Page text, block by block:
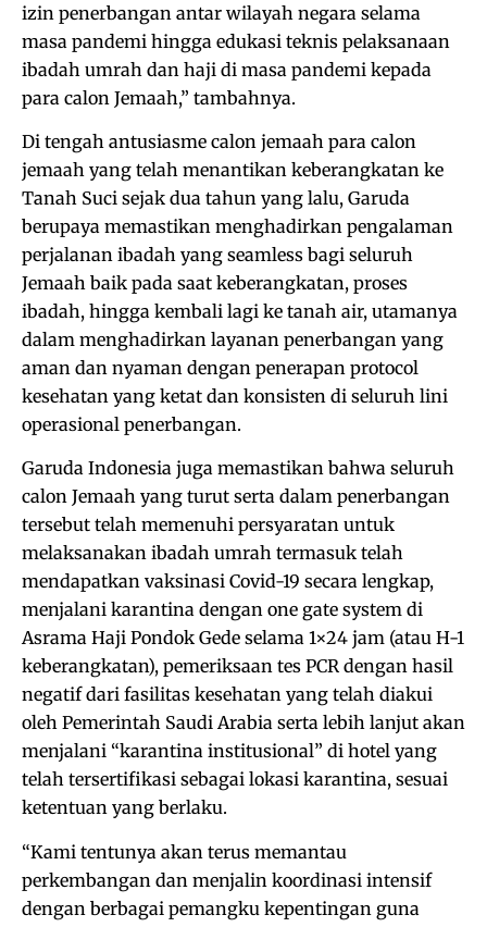
izin penerbangan antar wilayah negara selama
masa pandemi hingga edukasi teknis pelaksanaan
ibadah umrah dan haji di masa pandemi kepada
para calon Jemaah,” tambahnya.
Di tengah antusiasme calon jemaah para calon
jemaah yang telah menantikan keberangkatan ke
Tanah Suci sejak dua tahun yang lalu, Garuda
berupaya memastikan menghadirkan pengalaman
perjalanan ibadah yang seamless bagi seluruh
Jemaah baik pada saat keberangkatan, proses
ibadah, hingga kembali lagi ke tanah air, utamanya
dalam menghadirkan layanan penerbangan yang
aman dan nyaman dengan penerapan protocol
kesehatan yang ketat dan konsisten di seluruh lini
operasional penerbangan.
Garuda Indonesia juga memastikan bahwa seluruh
calon Jemaah yang turut serta dalam penerbangan
tersebut telah memenuhi persyaratan untuk
melaksanakan ibadah umrah termasuk telah
mendapatkan vaksinasi Covid-19 secara lengkap,
menjalani karantina dengan one gate system di
Asrama Haji Pondok Gede selama 1×24 jam (atau H-1
keberangkatan), pemeriksaan tes PCR dengan hasil
negatif dari fasilitas kesehatan yang telah diakui
oleh Pemerintah Saudi Arabia serta lebih lanjut akan
menjalani “karantina institusional” di hotel yang
telah tersertifikasi sebagai lokasi karantina, sesuai
ketentuan yang berlaku.
“Kami tentunya akan terus memantau
perkembangan dan menjalin koordinasi intensif
dengan berbagai pemangku kepentingan guna